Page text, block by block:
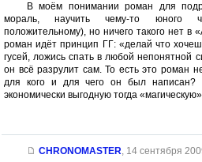
В моём понимании роман для
мораль, научить чему-то юного
положительному), но ничего такого нет в
роман идёт принцип ГГ: «делай что
гусей, ложись спать в любой непонятной
он всё разрулит сам. То есть это роман
для кого и для чего он был написан?
экономически выгодную тогда
CHRONOMASTER, 14 сентября